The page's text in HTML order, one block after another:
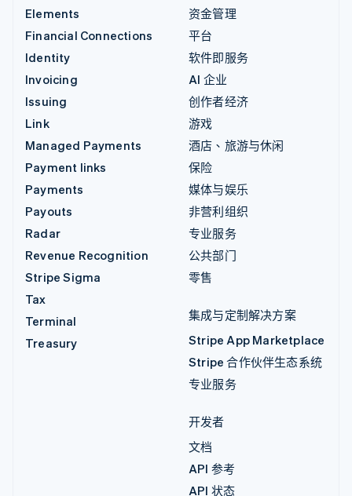
Elements
Financial Connections
Identity
Invoicing
Issuing
Link
Managed Payments
Payment links
Payments
Payouts
Radar
Revenue Recognition
Stripe Sigma
Tax
Terminal
Treasury
资金管理
平台
软件即服务
AI 企业
创作者经济
游戏
酒店、旅游与休闲
保险
媒体与娱乐
非营利组织
专业服务
公共部门
零售
集成与定制解决方案
Stripe App Marketplace
Stripe 合作伙伴生态系统
专业服务
开发者
文档
API 参考
API 状态